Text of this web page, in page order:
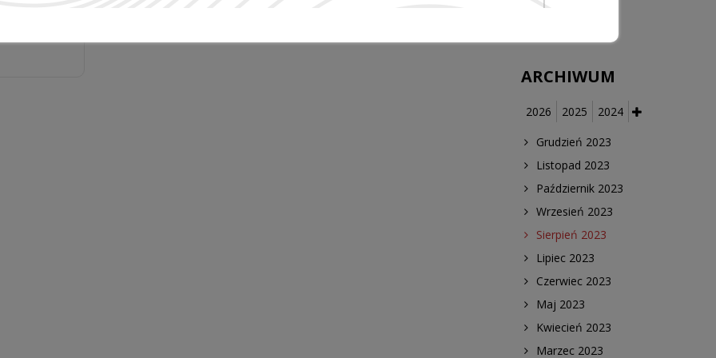
medycznych
ARCHIWUM
2026 2025
2024
Grudzień 2023
Listopad 2023
Październik 2023
Wrzesień 2023
Sierpień 2023
Lipiec 2023
Czerwiec 2023
Maj 2023
Kwiecień 2023
Marzec 2023